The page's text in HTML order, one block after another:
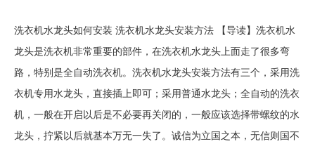
洗衣机水龙头如何安装 洗衣机水龙头安装方法 【导读】洗衣机水
龙头是洗衣机非常重要的部件，在洗衣机水龙头上面走了很多弯
路，特别是全自动洗衣机。洗衣机水龙头安装方法有三个，采用洗
衣机专用水龙头，直接插上即可；采用普通水龙头；全自动的洗衣
机，一般在开启以后是不必要再关闭的，一般应该选择带螺纹的水
龙头，拧紧以后就基本万无一失了。诚信为立国之本，无信则国不